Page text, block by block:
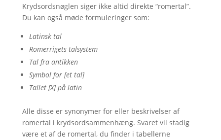
Krydsordsnøglen siger ikke altid direkte “romertal”.
Du kan også møde formuleringer som:
Latinsk tal
Romerrigets talsystem
Tal fra antikken
Symbol for [et tal]
Tallet [X] på latin
Alle disse er synonymer for eller beskrivelser af
romertal i krydsordsammenhæng. Svaret vil stadig
være et af de romertal, du finder i tabellerne